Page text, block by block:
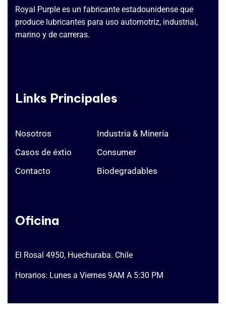
Royal Purple es un fabricante estadounidense que
produce lubricantes para uso automotriz, industrial,
marino y de carreras.
Links Principales
Nosotros
Casos de éxtio
Contacto
Industria & Minería
Consumer
Biodegradables
Oficina
El Rosal 4950, Huechuraba. Chile
Horarios: Lunes a Viernes 9AM A 5:30 PM